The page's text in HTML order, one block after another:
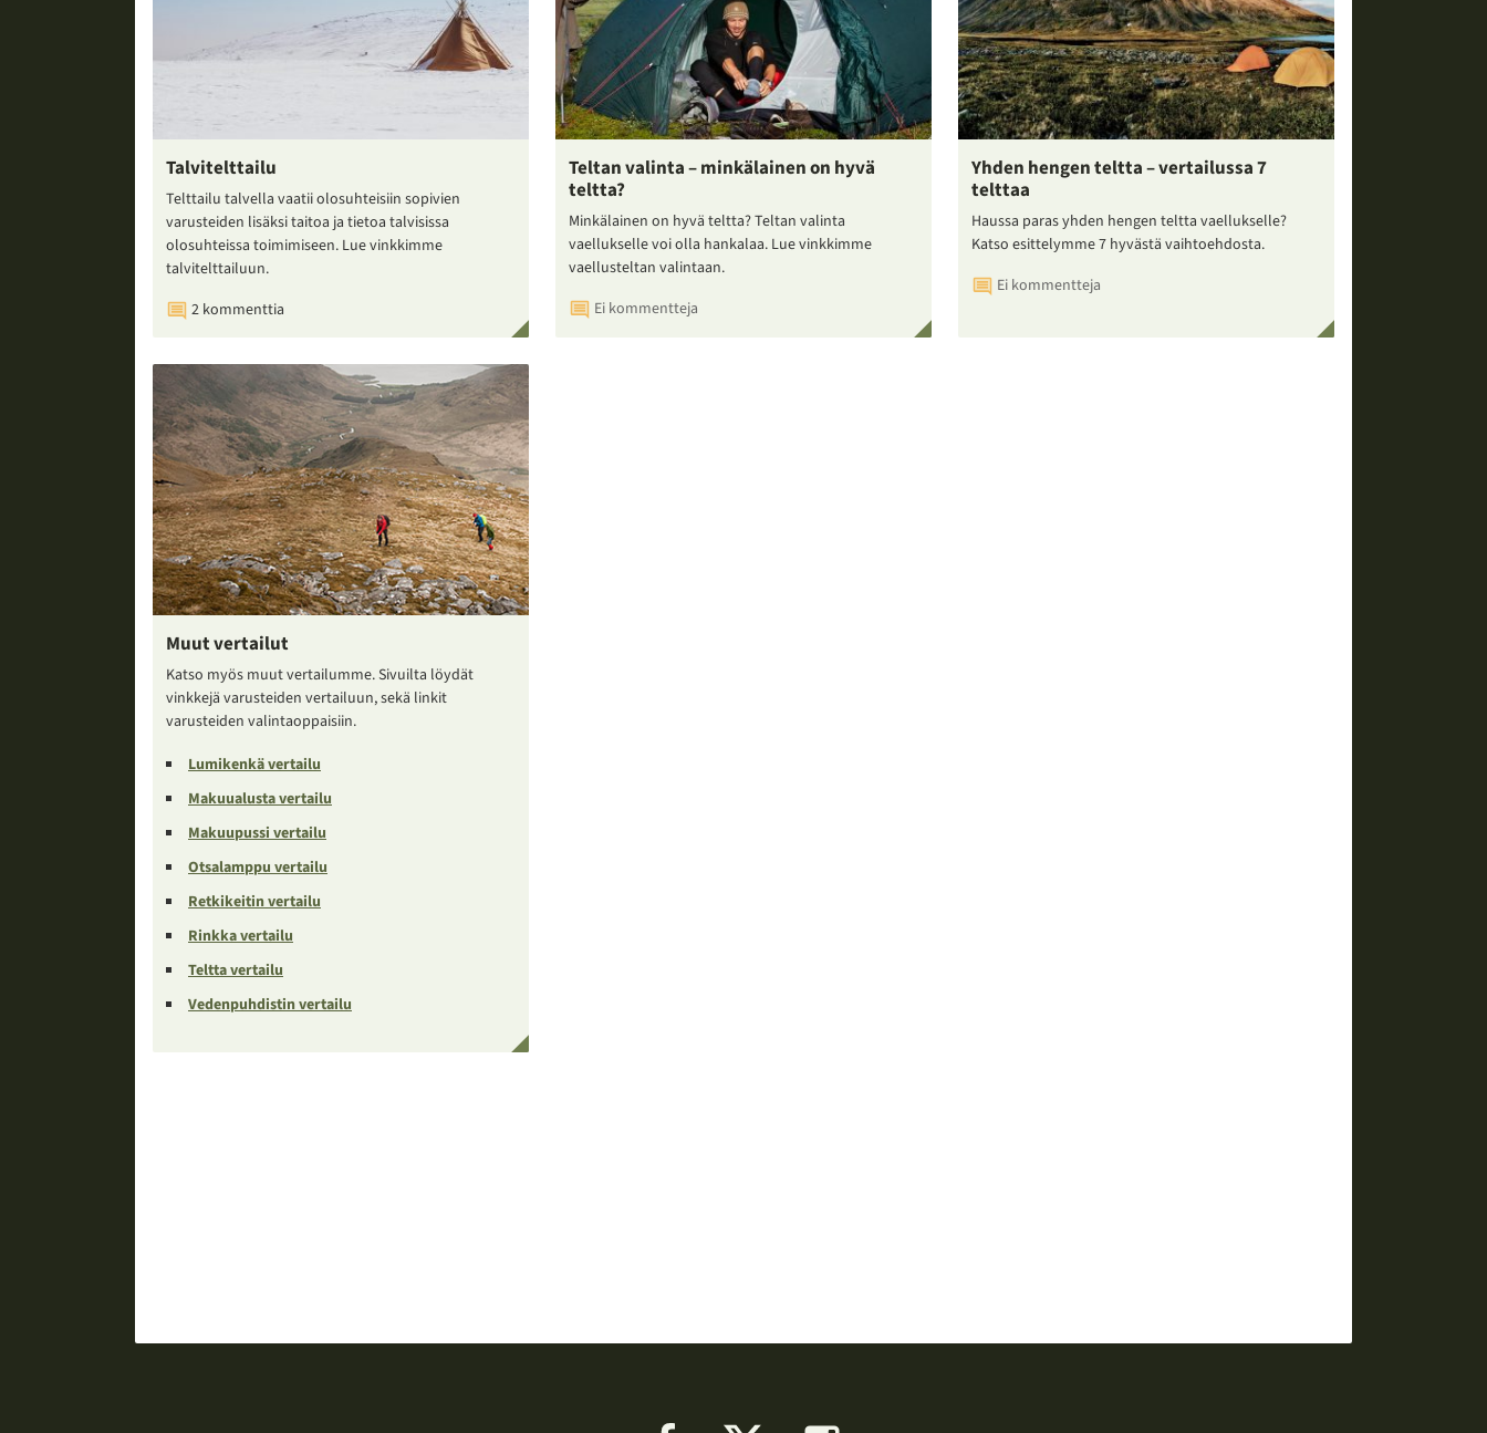
Talvitelttailu
Telttailu talvella vaatii olosuhteisiin sopivien
varusteiden lisäksi taitoa ja tietoa talvisissa
olosuhteissa toimimiseen. Lue vinkkimme
talvitelttailuun.
2 kommenttia
Teltan valinta – minkälainen on hyvä
teltta?
Minkälainen on hyvä teltta? Teltan valinta
vaellukselle voi olla hankalaa. Lue vinkkimme
vaellusteltan valintaan.
Ei kommentteja
Yhden hengen teltta – vertailussa 7
telttaa
Haussa paras yhden hengen teltta vaellukselle?
Katso esittelymme 7 hyvästä vaihtoehdosta.
Ei kommentteja
Muut vertailut
Katso myös muut vertailumme. Sivuilta löydät
vinkkejä varusteiden vertailuun, sekä linkit
varusteiden valintaoppaisiin.
Lumikenkä vertailu
Makuualusta vertailu
Makuupussi vertailu
Otsalamppu vertailu
Retkikeitin vertailu
Rinkka vertailu
Teltta vertailu
Vedenpuhdistin vertailu